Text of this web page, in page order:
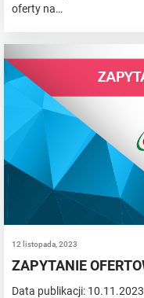
oferty na…
12 listopada, 2023
ZAPYTANIE
Data publikacji: 10.11.2023